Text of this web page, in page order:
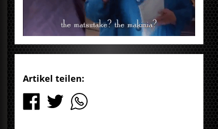
Artikel teilen: